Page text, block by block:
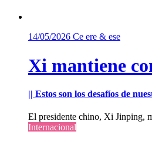
14/05/2026 Ce ere & ese
Xi mantiene
|| Estos son los desafíos de
El presidente chino, Xi Jinping,
Internacional